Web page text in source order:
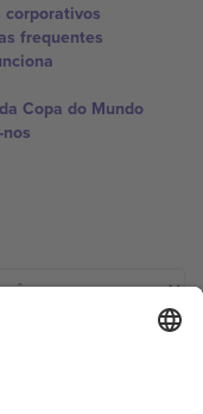
corporativos
frequentes
Copa do Mundo